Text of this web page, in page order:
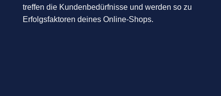
treffen die Kundenbedürfnisse und werden so zu
Erfolgsfaktoren deines Online-Shops.